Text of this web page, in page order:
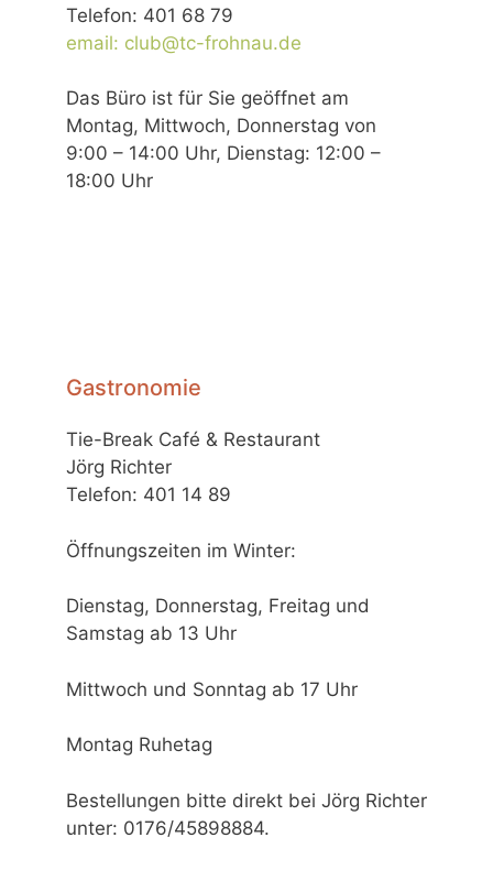
Telefon: 401 68 79
email: club@tc-frohnau.de
Das Büro ist für Sie geöffnet am
Montag, Mittwoch, Donnerstag von
9:00 – 14:00 Uhr, Dienstag: 12:00 –
18:00 Uhr
Gastronomie
Tie-Break Café & Restaurant
Jörg Richter
Telefon: 401 14 89
Öffnungszeiten im Winter:
Dienstag, Donnerstag, Freitag und
Samstag ab 13 Uhr
Mittwoch und Sonntag ab 17 Uhr
Montag Ruhetag
Bestellungen bitte direkt bei Jörg Richter
unter: 0176/45898884.